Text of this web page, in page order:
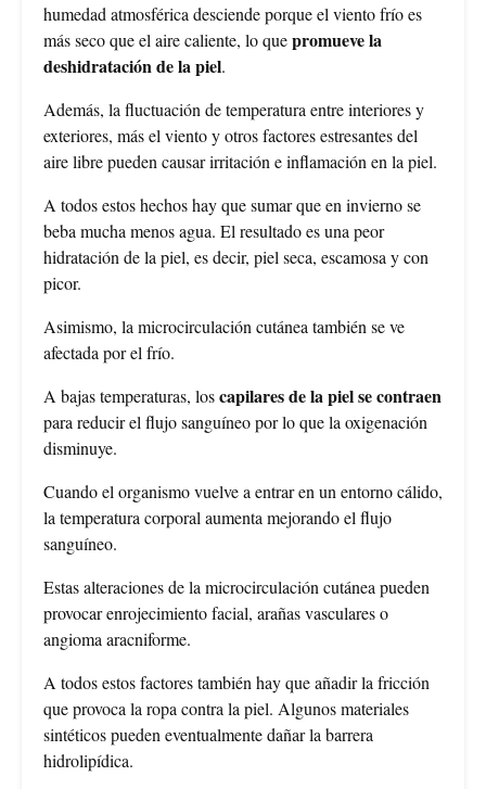
humedad atmosférica desciende porque el viento frío es
más seco que el aire caliente, lo quepromueve la
deshidratación de la piel.
Además, la fluctuación de temperatura entre interiores y
exteriores, más el viento y otros factores estresantes del
aire libre pueden causar irritación e inflamación en la piel.
A todos estos hechos hay que sumar que en invierno se
beba mucha menos agua. El resultado es una peor
hidratación de la piel, es decir, piel seca, escamosa y con
picor.
Asimismo, la microcirculación cutánea también se ve
afectada por el frío.
A bajas temperaturas, loscapilares de la piel se contraen
para reducir el flujo sanguíneo por lo que la oxigenación
disminuye.
Cuando el organismo vuelve a entrar en un entorno cálido,
la temperatura corporal aumenta mejorando el flujo
sanguíneo.
Estas alteraciones de la microcirculación cutánea pueden
provocar enrojecimiento facial, arañas vasculares o
angioma aracniforme.
A todos estos factores también hay que añadir la fricción
que provoca la ropa contra la piel. Algunos materiales
sintéticos pueden eventualmente dañar la barrera
hidrolipídica.